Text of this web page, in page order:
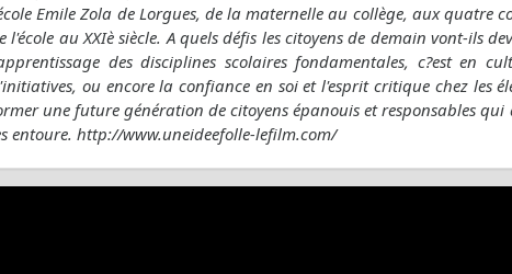
Emile Zola de Lorgues, de la maternelle au collège, aux quatre
l'école au XXIè siècle. A quels défis les citoyens de demain vont-ils
des disciplines scolaires fondamentales, c?est en
ou encore la confiance en soi et l'esprit critique chez les
une future génération de citoyens épanouis et responsables
entoure. http://www.uneideefolle-lefilm.com/